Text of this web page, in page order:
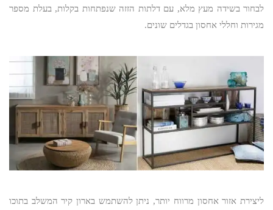
לבחור בשידה מעץ מלא, עם דלתות הזזה שנפתחות בקלות, בעלת מספר
מגירות וחללי אחסון בגדלים שונים.
ליצירת אזור אחסון מרווח יותר, ניתן להשתמש בארון קיר המשלב בתוכו